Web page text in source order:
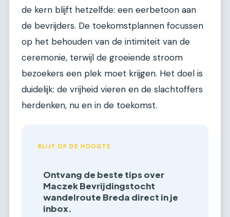
de kern blijft hetzelfde: een eerbetoon aan
de bevrijders. De toekomstplannen focussen
op het behouden van de intimiteit van de
ceremonie, terwijl de groeiende stroom
bezoekers een plek moet krijgen. Het doel is
duidelijk: de vrijheid vieren en de slachtoffers
herdenken, nu en in de toekomst.
BLIJF OP DE HOOGTE
Ontvang de beste tips over
Maczek Bevrijdingstocht
wandelroute Breda direct in je
inbox.